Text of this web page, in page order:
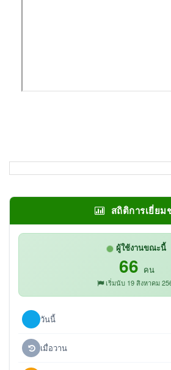
สถิติการเยี่ยม
ผู้ใช้งานขณะนี้
66 คน
เริ่มนับ 19 สิงหาคม
วันนี้
เมื่อวาน